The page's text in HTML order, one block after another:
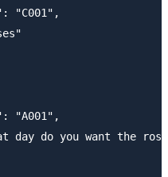
"C001",
"A001",
day do you want the